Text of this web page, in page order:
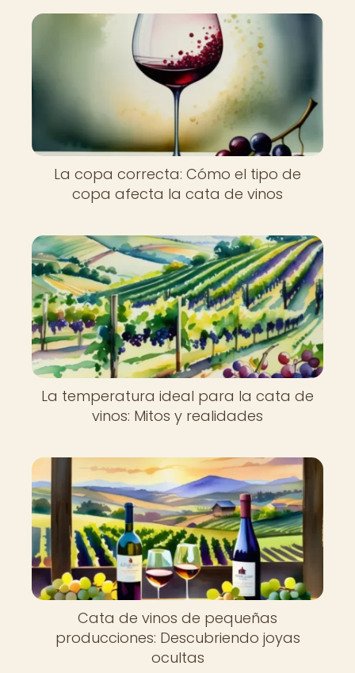
La copa correcta: Cómo el tipo de
copa afecta la cata de vinos
La temperatura ideal para la cata de
vinos: Mitos y realidades
Cata de vinos de pequeñas
producciones: Descubriendo joyas
ocultas